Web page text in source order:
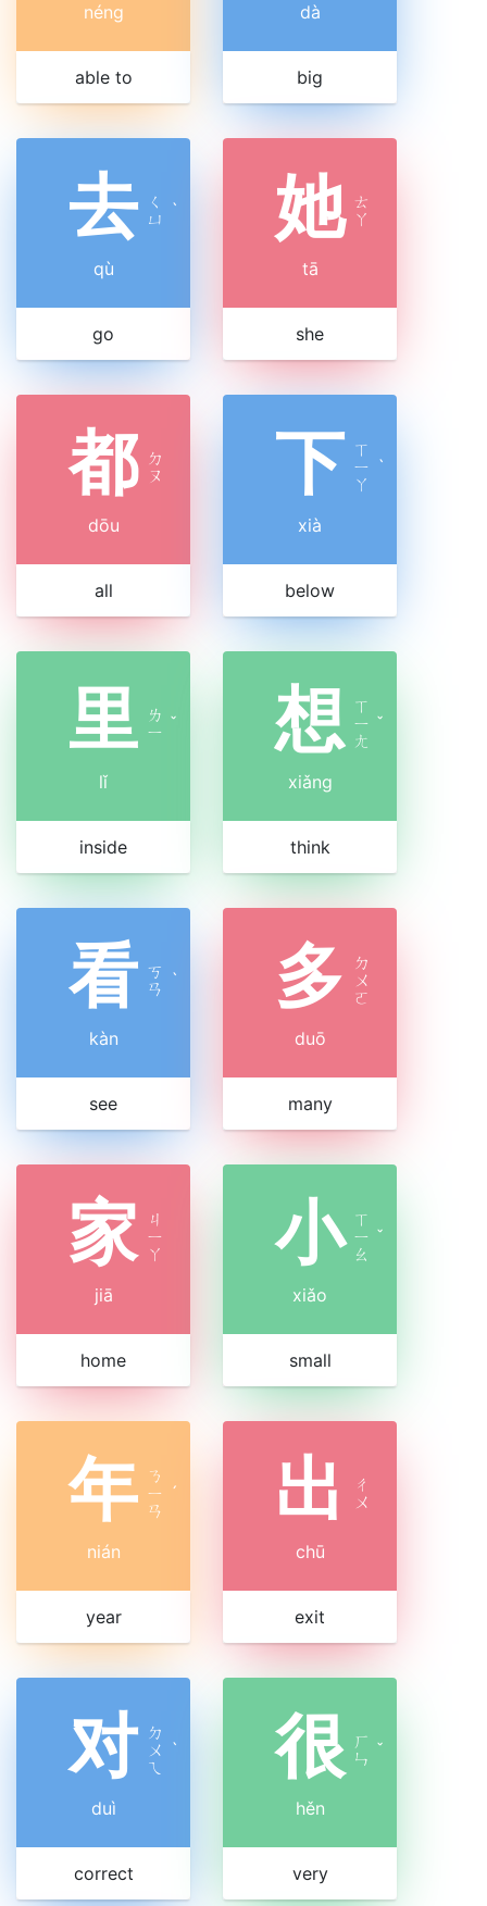
néng
able to
dà
big
去
ㄑ
ㄩ ˋ
qù
go
她 ㄊ
ㄚ
tā
she
都 ㄉ
ㄡ
dōu
all
下 ㄒ
ㄧ
ㄚ
ˋ
xià
below
里 ㄌ
ㄧ ˇ
lǐ
inside
想 ㄒ
ㄧ
ㄤ
ˇ
xiǎng
think
看 ㄎ
ㄢ ˋ
kàn
see
多 ㄉ
ㄨ
ㄛ
duō
many
家 ㄐ
ㄧ
ㄚ
jiā
home
小 ㄒ
ㄧ
ㄠ
ˇ
xiǎo
small
年 ㄋ
ㄧ
ㄢ
ˊ
nián
year
出
ㄔ
ㄨ
chū
exit
对 ㄉ
ㄨ
ㄟ
ˋ
duì
correct
很 ㄏ
ㄣ ˇ
hěn
very